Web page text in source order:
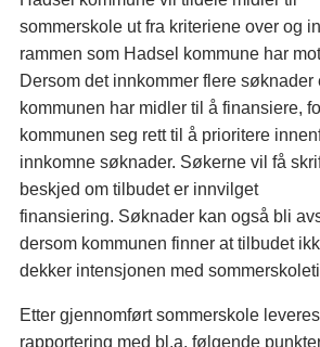
sommerskole ut fra kriteriene over og
rammen som Hadsel kommune har
Dersom det innkommer flere søknader
kommunen har midler til å finansiere,
kommunen seg rett til å prioritere
innkomne søknader. Søkerne vil få
beskjed om tilbudet er innvilget
finansiering. Søknader kan også bli
dersom kommunen finner at tilbudet
dekker intensjonen med
Etter gjennomført sommerskole
rapportering med bl.a. følgende